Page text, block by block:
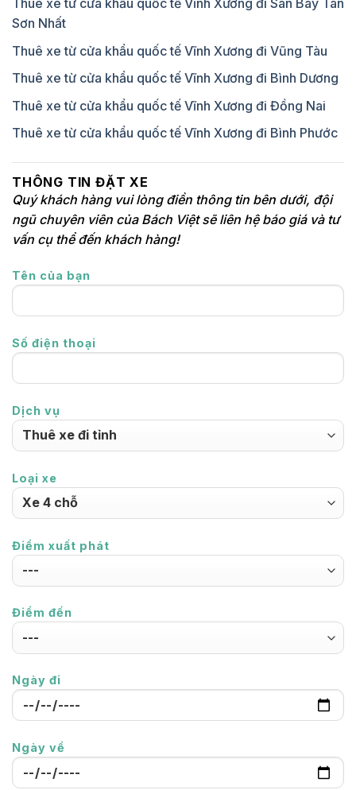
Sơn Nhất
Thuê xe từ cửa khẩu quốc tế Vĩnh Xương đi Vũng Tàu
Thuê xe từ cửa khẩu quốc tế Vĩnh Xương đi Bình Dương
Thuê xe từ cửa khẩu quốc tế Vĩnh Xương đi Đồng Nai
Thuê xe từ cửa khẩu quốc tế Vĩnh Xương đi Bình Phước
THÔNG TIN ĐẶT XE
Quý khách hàng vui lòng điền thông tin bên dưới, đội
ngũ chuyên viên của Bách Việt sẽ liên hệ báo giá và tư
vấn cụ thể đến khách hàng!
Tên của bạn
Số điện thoại
Dịch vụ
Loại xe
Điểm xuất phát
Điểm đến
Ngày đi
Ngày về